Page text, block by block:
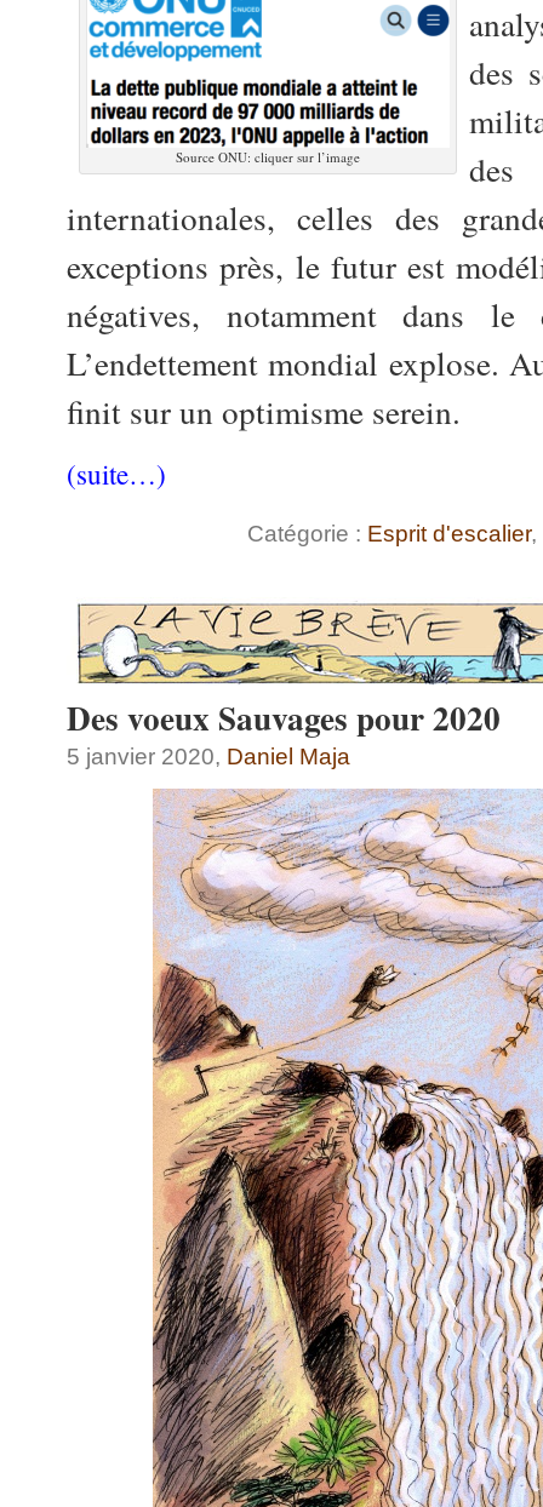
Source ONU: cliquer sur l’image
des
des
internationales, celles des
exceptions près, le futur est
négatives, notamment dans le
L’endettement mondial explose.
finit sur un optimisme serein.
(suite…)
Catégorie : Esprit d'escalier,
Des voeux Sauvages pour 2020
5 janvier 2020, Daniel Maja